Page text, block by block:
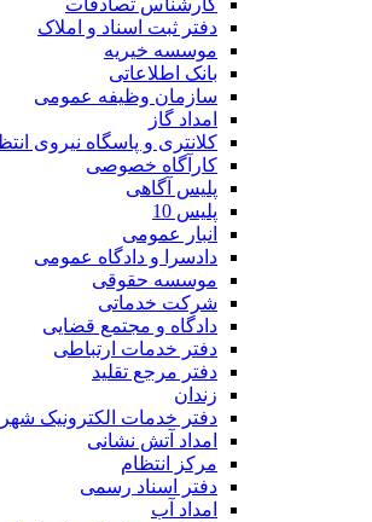
کارشناس تصادفات
دفتر ثبت اسناد و املاک
موسسه خیریه
بانک اطلاعاتی
سازمان وظیفه عمومی
امداد گاز
کلانتری و پاسگاه نیروی
کارآگاه خصوصی
پلیس آگاهی
پلیس 10
انبار عمومی
دادسرا و دادگاه عمومی
موسسه حقوقی
شرکت خدماتی
دادگاه و مجتمع قضایی
دفتر خدمات ارتباطی
دفتر مرجع تقلید
زندان
دفتر خدمات الکترونیک شهر
امداد آتش نشانی
مرکز انتظام
دفتر اسناد رسمی
امداد آب